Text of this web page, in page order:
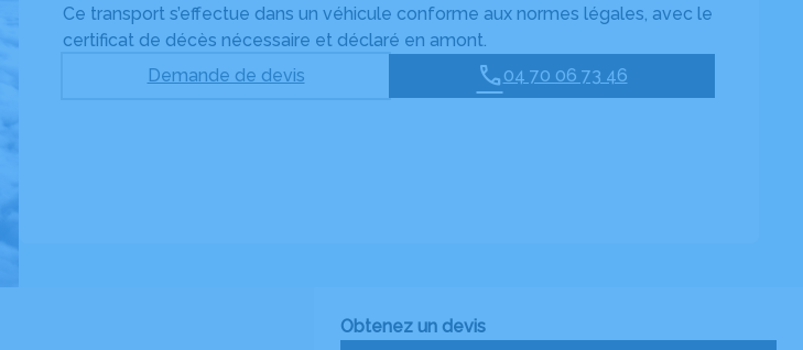
Ce transport s’effectue dans un véhicule conforme aux normes légales, avec le
certificat de décès nécessaire et déclaré en amont.
Demande de devis
04 70 06 73 46
Obtenez un devis